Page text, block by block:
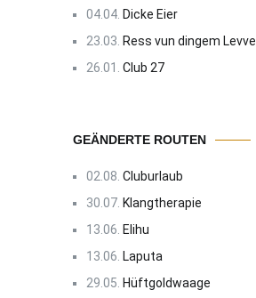
04.04. Dicke Eier
23.03. Ress vun dingem Levve
26.01. Club 27
GEÄNDERTE ROUTEN
02.08. Cluburlaub
30.07. Klangtherapie
13.06. Elihu
13.06. Laputa
29.05. Hüftgoldwaage